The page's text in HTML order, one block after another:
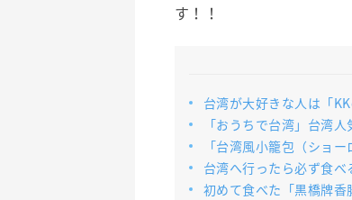
す！！
台湾が大好きな人は「
「おうちで台湾」台湾
「台湾風小籠包（ショ
台湾へ行ったら必ず食べ
初めて食べた「黒橋牌